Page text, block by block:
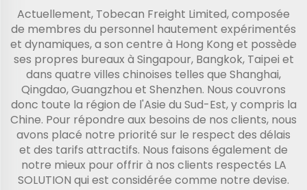
Actuellement, Tobecan Freight Limited, composée
de membres du personnel hautement expérimentés
et dynamiques, a son centre à Hong Kong et possède
ses propres bureaux à Singapour, Bangkok, Taipei et
dans quatre villes chinoises telles que Shanghai,
Qingdao, Guangzhou et Shenzhen. Nous couvrons
donc toute la région de l'Asie du Sud-Est, y compris la
Chine. Pour répondre aux besoins de nos clients, nous
avons placé notre priorité sur le respect des délais
et des tarifs attractifs. Nous faisons également de
notre mieux pour offrir à nos clients respectés LA
SOLUTION qui est considérée comme notre devise.